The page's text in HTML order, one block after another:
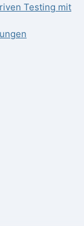
Testing mit